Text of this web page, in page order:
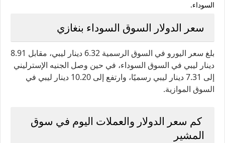
السوداء.
سعر الدولار السوق السوداء بنغازي
بلغ سعر اليورو في السوق الرسمية 6.32 دينار ليبي، مقابل 8.91
دينار ليبي في السوق السوداء، في حين وصل الجنيه الإسترليني
إلى 7.31 دينار ليبي رسميًا، وارتفع إلى 10.20 دينار ليبي في
السوق الموازية.
كم سعر الدولار والعملات اليوم في سوق
المشير